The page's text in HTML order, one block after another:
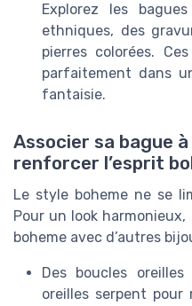
Explorez les
ethniques, des
pierres colorées.
parfaitement dans
fantaisie.
Associer sa bague
renforcer l’esprit
Le style boheme ne se
Pour un look
boheme avec d’autres
Des boucles
oreilles serpent